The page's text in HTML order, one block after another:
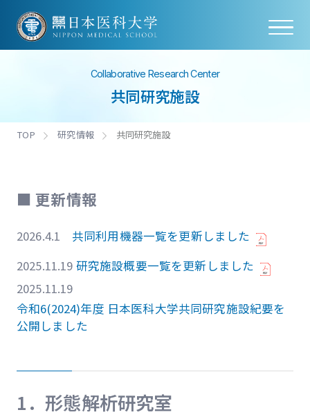
Collaborative Research Center
共同研究施設
TOP 研究情報 共同研究施設
■ 更新情報
2026.4.1 共同利用機器一覧を更新しました
2025.11.19 研究施設概要一覧を更新しました
2025.11.19
令和6(2024)年度 日本医科大学共同研究施設紀要を
公開しました
1．形態解析研究室